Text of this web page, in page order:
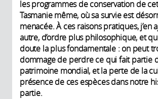
les programmes de conservation de
Tasmanie même, où sa survie est
menacée. À ces raisons pratiques, j’en
autre, d’ordre plus philosophique, et
doute la plus fondamentale : on peut
dommage de perdre ce qui fait partie
patrimoine mondial, et la perte de la
présence de ces espèces dans notre
partie.